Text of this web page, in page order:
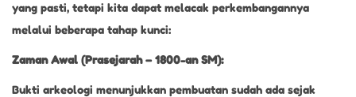
yang pasti, tetapi kita dapat melacak perkembangannya
melalui beberapa tahap kunci:
Zaman Awal (Prasejarah – 1800-an SM):
Bukti arkeologi menunjukkan pembuatan sudah ada sejak